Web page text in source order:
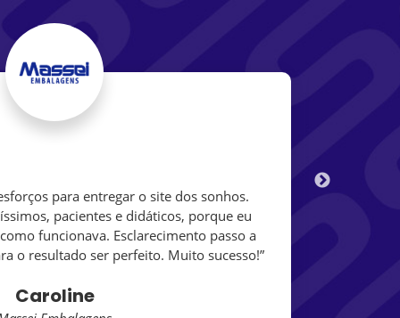
para entregar o site dos sonhos.
pacientes e didáticos, porque eu
funcionava. Esclarecimento passo a
o resultado ser perfeito. Muito sucesso!”
Caroline